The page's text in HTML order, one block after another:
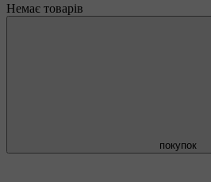
Немає товарів
покупок